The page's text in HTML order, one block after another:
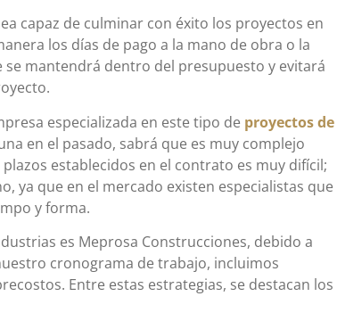
capaz de culminar con éxito los proyectos en
los días de pago a la mano de obra o la
mantendrá dentro del presupuesto y evitará
especializada en este tipo de proyectos de
en el pasado, sabrá que es muy complejo
establecidos en el contrato es muy difícil;
ya que en el mercado existen especialistas que
y forma.
es Meprosa Construcciones, debido a
cronograma de trabajo, incluimos
Entre estas estrategias, se destacan los